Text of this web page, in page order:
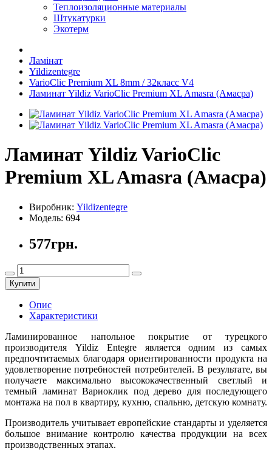
Теплоизоляционные материалы
Штукатурки
Экотерм
Ламінат
Yildizentegre
VarioClic Premium XL 8mm / 32класс V4
Ламинат Yildiz VarioClic Premium XL Amasra (Амасра)
Ламинат Yildiz VarioClic
Premium XL Amasra (Амасра)
Виробник: Yildizentegre
Модель: 694
577грн.
Купити
Опис
Характеристики
Ламинированное напольное покрытие от турецкого
производителя Yildiz Entegre является одним из самых
предпочтитаемых благодаря ориентированности продукта на
удовлетворение потребностей потребителей. В результате, вы
получаете максимально высококачественный светлый и
темный ламинат Вариоклик под дерево для последующего
монтажа на пол в квартиру, кухню, спальню, детскую комнату.
Производитель учитывает европейские стандарты и уделяется
большое внимание контролю качества продукции на всех
производственных этапах.